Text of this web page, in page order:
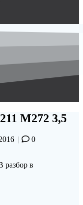
M272 3,5
| 0
разбор в